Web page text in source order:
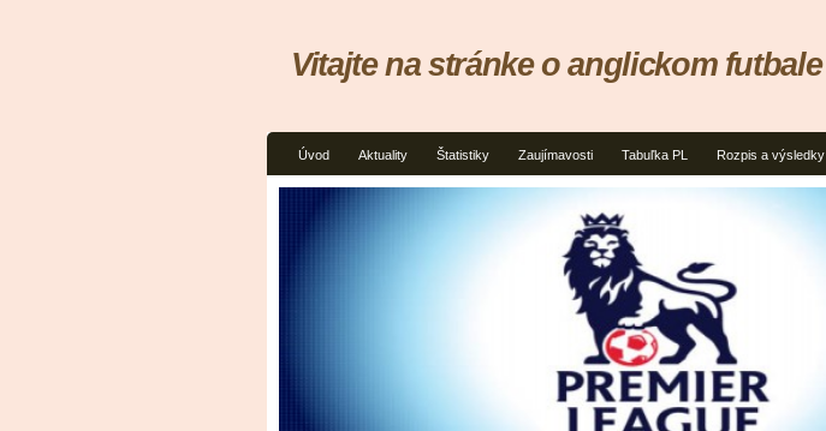
Úvod Aktuality Štatistiky Zaujímavosti Tabuľka PL Rozpis a výsledky
Vitajte na stránke o anglickom futbale